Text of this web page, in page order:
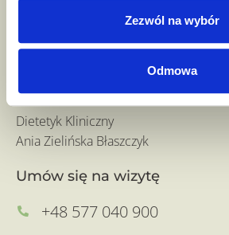
Zezwól na wybór
Odmowa
Dietetyk Kliniczny
Ania Zielińska Błaszczyk
Umów się na wizytę
+48 577 040 900